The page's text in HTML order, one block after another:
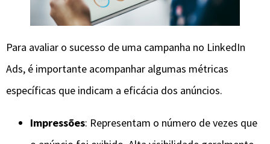
Para avaliar o sucesso de uma campanha no LinkedIn
Ads, é importante acompanhar algumas métricas
específicas que indicam a eficácia dos anúncios.
Impressões: Representam o número de vezes que